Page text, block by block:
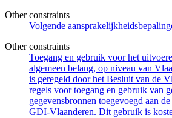
Other constraints
Volgende
Other constraints
Toegang en gebruik voor het
algemeen belang, op niveau van
is geregeld door het Besluit van de
regels voor toegang en gebruik van
gegevensbronnen toegevoegd aan
GDI-Vlaanderen. Dit gebruik is